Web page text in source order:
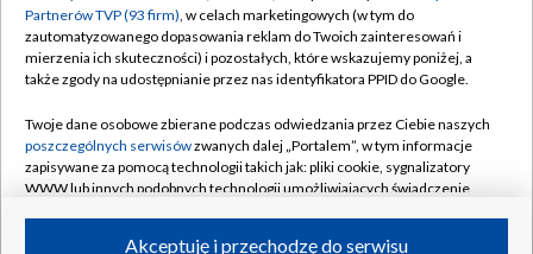
Centrum informacji TVP
Naziemna Telewizja Cyfrowa
Rada Programowa
System NOS
Informacje o nadawcy
Moje zgody
Pomoc
Kontakt
Kanały
Partnerów TVP (93 firm), w celach marketingowych (w tym do
zautomatyzowanego dopasowania reklam do Twoich zainteresowań i
mierzenia ich skuteczności) i pozostałych, które wskazujemy poniżej, a
także zgody na udostępnianie przez nas identyfikatora PPID do Google.
Twoje dane osobowe zbierane podczas odwiedzania przez Ciebie naszych
poszczególnych serwisówzwanych dalej „Portalem”, w tym informacje
zapisywane za pomocą technologii takich jak: pliki cookie, sygnalizatory
WWW lub innych podobnych technologii umożliwiających świadczenie
Akceptuję i przechodzę do serwisu